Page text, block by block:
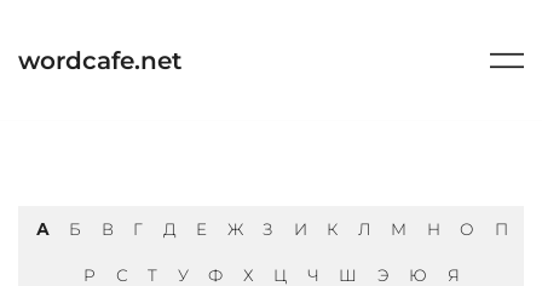
содержимому
wordcafe.net
А Б В Г Д Е Ж З И К Л М Н О П
Р С Т У Ф Х Ц Ч Ш Э Ю Я